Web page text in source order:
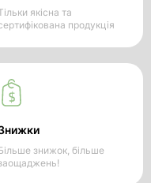
якісна та
продукція
знижок, більше